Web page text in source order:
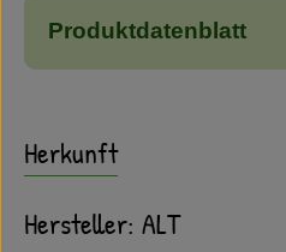
Produktdatenblatt
Herkunft
Hersteller: ALT